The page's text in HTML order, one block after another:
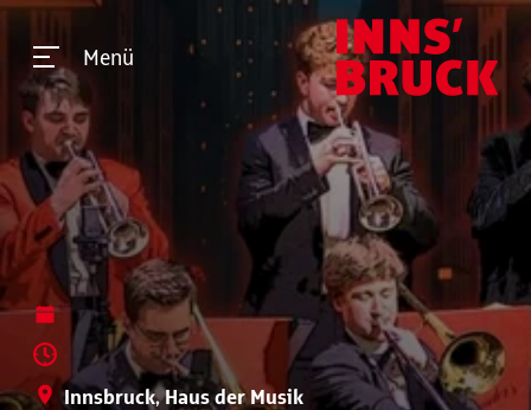
Menü
Innsbruck, Haus der Musik